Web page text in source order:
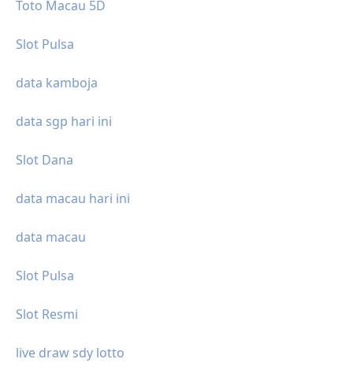
Toto Macau 5D
Slot Pulsa
data kamboja
data sgp hari ini
Slot Dana
data macau hari ini
data macau
Slot Pulsa
Slot Resmi
live draw sdy lotto